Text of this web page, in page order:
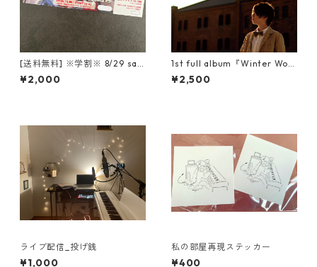
[送料無料] ※学割※ 8/29 say
uta ONE-MAN LIVE 『 Jukeb
ox 』
¥2,000
1st full album『Winter Won
der Land』
¥2,500
ライブ配信_投げ銭
¥1,000
私の部屋再現ステッカー
¥400